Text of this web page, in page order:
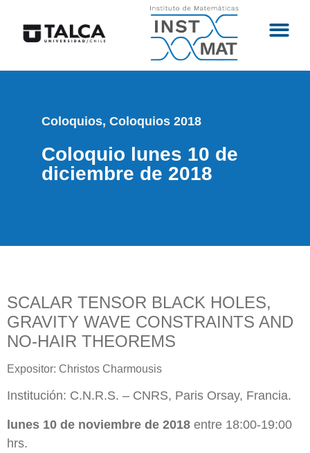
Coloquios, Coloquios 2018
Coloquio lunes 10 de
diciembre de 2018
SCALAR TENSOR BLACK HOLES,
GRAVITY WAVE CONSTRAINTS AND
NO-HAIR THEOREMS
Expositor: Christos Charmousis
Institución: C.N.R.S. – CNRS, Paris Orsay, Francia.
lunes 10 de noviembre de 2018 entre 18:00-19:00
hrs.